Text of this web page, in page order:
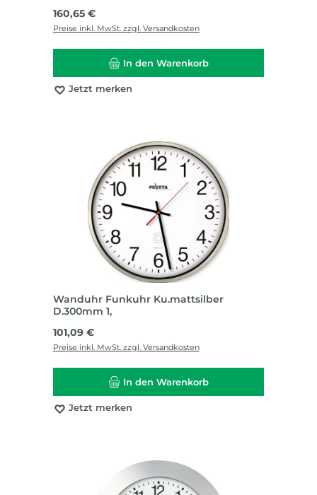
Regulärer Preis:
160,65 €
Preise inkl. MwSt. zzgl. Versandkosten
In den Warenkorb
Jetzt merken
Wanduhr Funkuhr Ku.mattsilber
D.300mm 1,
Regulärer Preis:
101,09 €
Preise inkl. MwSt. zzgl. Versandkosten
In den Warenkorb
Jetzt merken